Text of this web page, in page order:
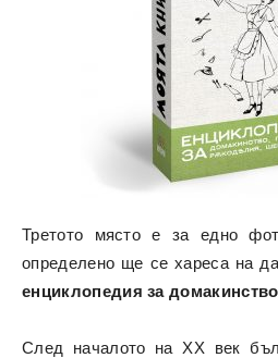
Третото място е за едно
определено ще се хареса на
енциклопедия за домакинство
След началото на ХХ век